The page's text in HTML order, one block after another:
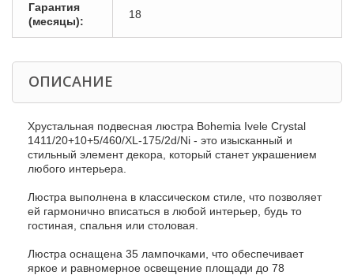
Гарантия
(месяцы):
18
ОПИСАНИЕ
Хрустальная подвесная люстра Bohemia Ivele Crystal
1411/20+10+5/460/XL-175/2d/Ni - это изысканный и
стильный элемент декора, который станет украшением
любого интерьера.
Люстра выполнена в классическом стиле, что позволяет
ей гармонично вписаться в любой интерьер, будь то
гостиная, спальня или столовая.
Люстра оснащена 35 лампочками, что обеспечивает
яркое и равномерное освещение площади до 78